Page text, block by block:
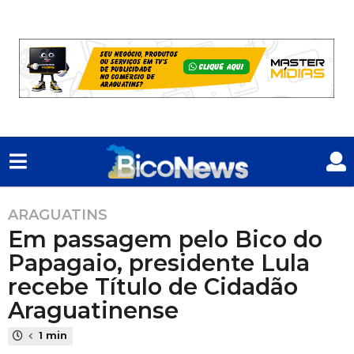
1
a
n
o
a
t
ARAGUATINS
Em passagem pelo Bico do
Papagaio, presidente Lula
recebe Título de Cidadão
Araguatinense
1 min